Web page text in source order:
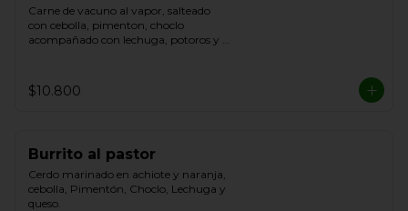
Carne de vacuno al vapor, salteado
con cebolla, pimenton, choclo
acompañado con lechuga, potoros y
$10.800
Burrito al pastor
Cerdo marinado en achiote y naranja,
cebolla, Pimentón, Choclo, Lechuga y
queso.